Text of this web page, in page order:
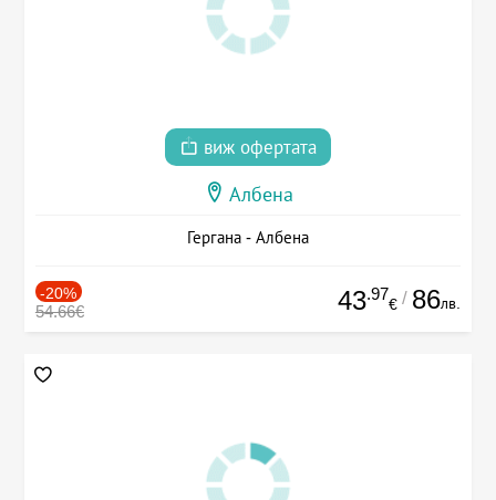
виж офертата
Албена
Гергана - Албена
-20%
54.66€ 43.97
€ / 86лв.